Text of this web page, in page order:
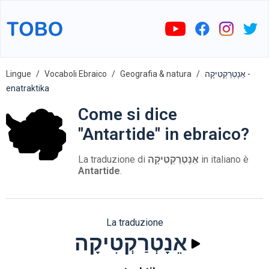
Lingue Vocaboli Ebraico Geografia & natura
אֵנָטְרַקְטִיקָה -
enatraktika
Come si dice
"Antartide" in ebraico?
La traduzione di אֵנָטְרַקְטִיקָה in italiano è
Antartide.
La traduzione
אֵנָטְרַקְטִיקָה